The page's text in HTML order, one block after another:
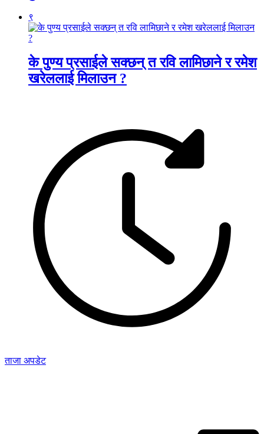
९
के पुण्य प्रसाईले सक्छन् त रवि लामिछाने र रमेश
खरेललाई मिलाउन ?
ताजा अपडेट